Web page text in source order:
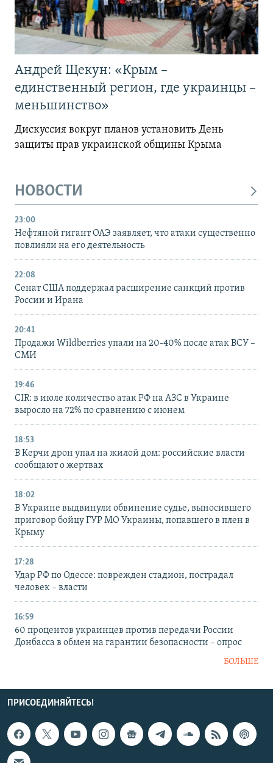
Андрей Щекун: «Крым –
единственный регион, где украинцы –
меньшинство»
Дискуссия вокруг планов установить День
защиты прав украинской общины Крыма
НОВОСТИ
23:00
Нефтяной гигант ОАЭ заявляет, что атаки существенно
повлияли на его деятельность
22:08
Сенат США поддержал расширение санкций против
России и Ирана
20:41
Продажи Wildberries упали на 20-40% после атак ВСУ –
СМИ
19:46
CIR: в июле количество атак РФ на АЗС в Украине
выросло на 72% по сравнению с июнем
18:53
В Керчи дрон упал на жилой дом: российские власти
сообщают о жертвах
18:02
В Украине выдвинули обвинение судье, выносившего
приговор бойцу ГУР МО Украины, попавшего в плен в
Крыму
17:28
Удар РФ по Одессе: поврежден стадион, пострадал
человек – власти
16:59
60 процентов украинцев против передачи России
Донбасса в обмен на гарантии безопасности – опрос
БОЛЬШЕ
ПРИСОЕДИНЯЙТЕСЬ!